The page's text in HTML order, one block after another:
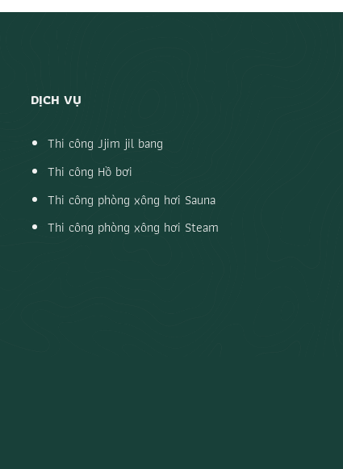
DỊCH VỤ
Thi công Jjim jil bang
Thi công Hồ bơi
Thi công phòng xông hơi Sauna
Thi công phòng xông hơi Steam